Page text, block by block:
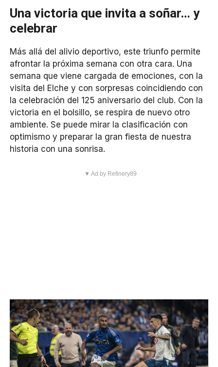
Una victoria que invita a soñar… y
celebrar
Más allá del alivio deportivo, este triunfo permite
afrontar la próxima semana con otra cara. Una
semana que viene cargada de emociones, con la
visita del Elche y con sorpresas coincidiendo con
la celebración del 125 aniversario del club. Con la
victoria en el bolsillo, se respira de nuevo otro
ambiente. Se puede mirar la clasificación con
optimismo y preparar la gran fiesta de nuestra
historia con una sonrisa.
▼ Ad by Refinery89